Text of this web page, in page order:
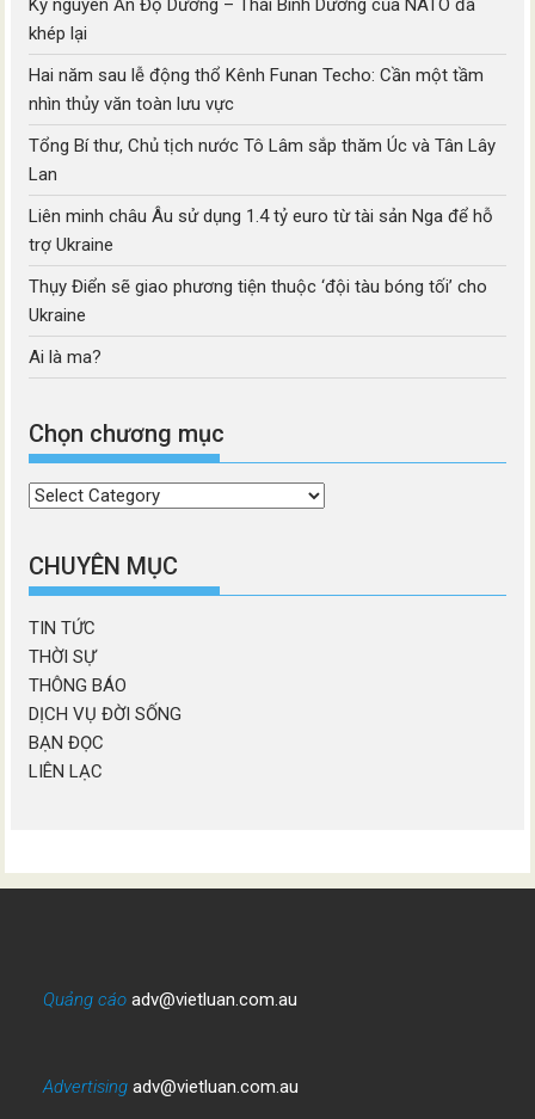
Kỷ nguyên Ấn Độ Dương – Thái Bình Dương của NATO đã
khép lại
Hai năm sau lễ động thổ Kênh Funan Techo: Cần một tầm
nhìn thủy văn toàn lưu vực
Tổng Bí thư, Chủ tịch nước Tô Lâm sắp thăm Úc và Tân Lây
Lan
Liên minh châu Âu sử dụng 1.4 tỷ euro từ tài sản Nga để hỗ
trợ Ukraine
Thụy Điển sẽ giao phương tiện thuộc ‘đội tàu bóng tối’ cho
Ukraine
Ai là ma?
Chọn chương mục
Chọn
mục
CHUYÊN MỤC
TIN TỨC
THỜI SỰ
THÔNG BÁO
DỊCH VỤ ĐỜI SỐNG
BẠN ĐỌC
LIÊN LẠC
Quảng cáo adv@vietluan.com.au
Advertising adv@vietluan.com.au